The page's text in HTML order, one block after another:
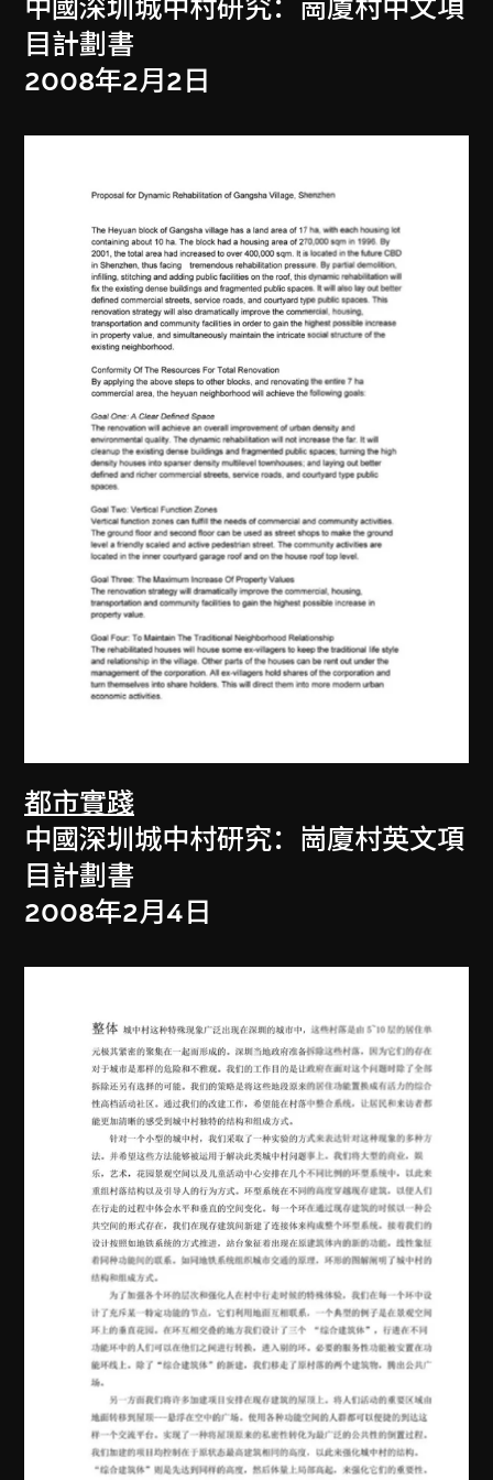
中國深圳城中村研究：崗廈村中文項
目計劃書
2008年2月2日
都市實踐
中國深圳城中村研究：崗廈村英文項
目計劃書
2008年2月4日